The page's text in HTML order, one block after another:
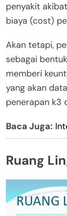
penyakit
biaya (cost)
Akan tetapi,
sebagai
memberi
yang akan
penerapan k3
Baca Juga:
Ruang